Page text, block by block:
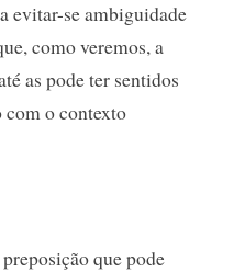
evitar-se ambiguidade
como veremos, a
as pode ter sentidos
com o contexto
que pode